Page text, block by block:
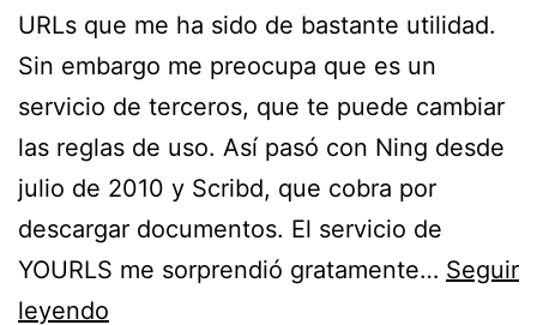
URLs que me ha sido de bastante utilidad.
Sin embargo me preocupa que es un
servicio de terceros, que te puede cambiar
las reglas de uso. Así pasó con Ning desde
julio de 2010 y Scribd, que cobra por
descargar documentos. El servicio de
YOURLS me sorprendió gratamente… Seguir
leyendo